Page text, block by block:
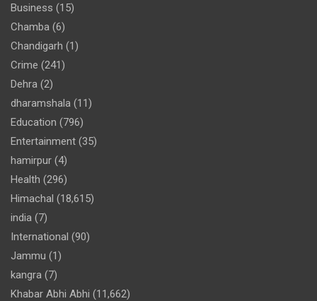
Business (15)
Chamba (6)
Chandigarh (1)
Crime (241)
Dehra (2)
dharamshala (11)
Education (796)
Entertainment (35)
hamirpur (4)
Health (296)
Himachal (18,615)
india (7)
International (90)
Jammu (1)
kangra (7)
Khabar Abhi Abhi (11,662)